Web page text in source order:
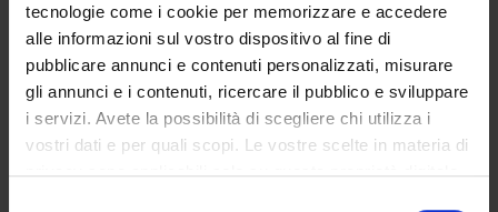
tecnologie come i cookie per memorizzare e accedere
alle informazioni sul vostro dispositivo al fine di
pubblicare annunci e contenuti personalizzati, misurare
gli annunci e i contenuti, ricercare il pubblico e sviluppare
i servizi. Avete la possibilità di scegliere chi utilizza i
vostri dati e per quali scopi. Le vostre scelte in materia di
privacy sono applicabili solo su questa proprietà digitale
Persone
Luoghi
Calendario